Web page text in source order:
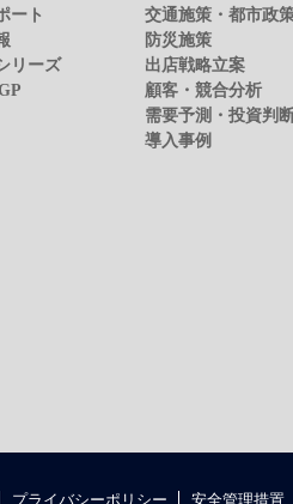
ート
リーズ
交通施策・都市政
防災施策
出店戦略立案
顧客・競合分析
需要予測・投資判
導入事例
プライバシーポリシー 安全管理措置